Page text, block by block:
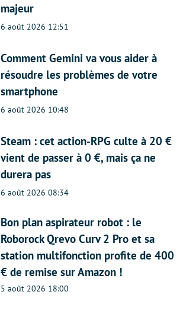
majeur
6 août 2026 12:51
Comment Gemini va vous aider à
résoudre les problèmes de votre
smartphone
6 août 2026 10:48
Steam : cet action-RPG culte à 20 €
vient de passer à 0 €, mais ça ne
durera pas
6 août 2026 08:34
Bon plan aspirateur robot : le
Roborock Qrevo Curv 2 Pro et sa
station multifonction profite de 400
€ de remise sur Amazon !
5 août 2026 18:00